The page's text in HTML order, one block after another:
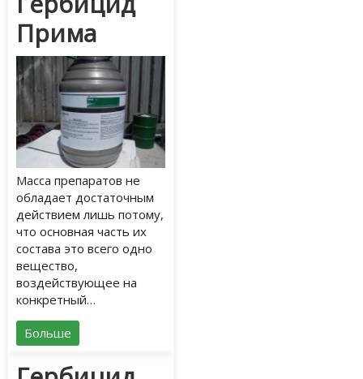
Прима
Масса препаратов не
обладает достаточным
действием лишь потому,
что основная часть их
состава это всего одно
вещество,
воздействующее на
конкретный…
Больше